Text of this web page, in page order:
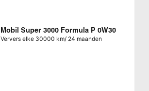
Mobil Super 3000 Formula P 0W30
Ververs elke 30000 km/ 24 maanden